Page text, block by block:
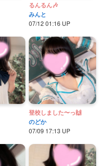
るんるん🎶
みんと
07/12 01:16 UP
登校しました〜っ🙌
のどか
07/09 17:13 UP